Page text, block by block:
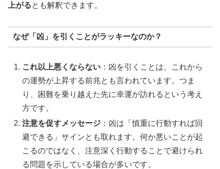
上がるとも解釈できます。
なぜ「凶」を引くことがラッキーなのか？
これ以上悪くならない ：凶を引くことは、これから
の運勢が上昇する前兆とも言われています。つま
り、困難を乗り越えた先に幸運が訪れるという考え
方です。
注意を促すメッセージ ：凶は「慎重に行動すれば回
避できる」サインとも取れます。何か悪いことが起
こるのではなく、注意深く行動することで避けられ
る問題を示している場合が多いです。